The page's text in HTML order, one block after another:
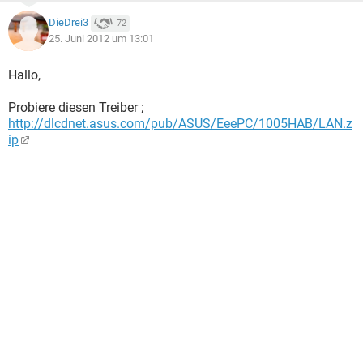
DieDrei3 72
25. Juni 2012 um 13:01
Hallo,
Probiere diesen Treiber ;
http://dlcdnet.asus.com/pub/ASUS/EeePC/1005HAB/LAN.z
ip